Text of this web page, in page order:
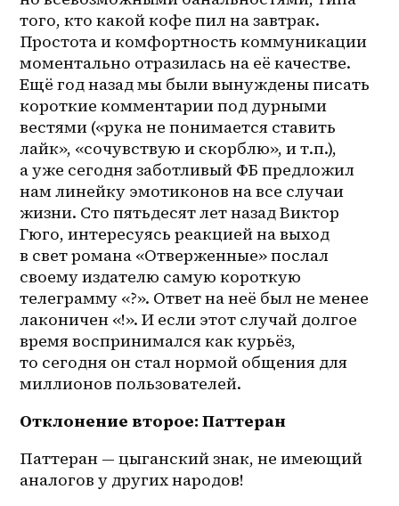
того, кто какой кофе пил на завтрак.
Простота и комфортность коммуникации
моментально отразилась на её качестве.
Ещё год назад мы были вынуждены писать
короткие комментарии под дурными
вестями («рука не понимается ставить
лайк», «сочувствую и скорблю», и т.п.),
а уже сегодня заботливый ФБ предложил
нам линейку эмотиконов на все случаи
жизни. Сто пятьдесят лет назад Виктор
Гюго, интересуясь реакцией на выход
в свет романа «Отверженные» послал
своему издателю самую короткую
телеграмму «?». Ответ на неё был не менее
лаконичен «!». И если этот случай долгое
время воспринимался как курьёз,
то сегодня он стал нормой общения для
миллионов пользователей.
Отклонение второе: Паттеран
Паттеран — цыганский знак, не имеющий
аналогов у других народов!